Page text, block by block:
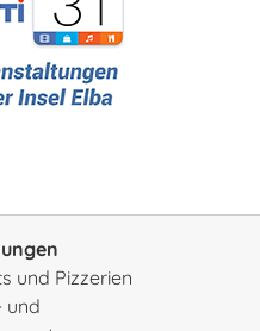
und Pizzerien
und